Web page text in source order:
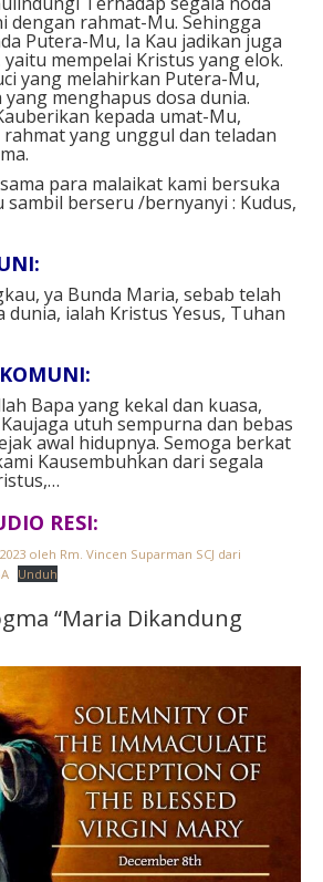
dengan rahmat-Mu. Sehingga
Putera-Mu, Ia Kau jadikan juga
mempelai Kristus yang elok.
yang melahirkan Putera-Mu,
menghapus dosa dunia.
kepada umat-Mu,
yang unggul dan teladan
para malaikat kami bersuka
sambil berseru /bernyanyi : Kudus,
ya Bunda Maria, sebab telah
dunia, ialah Kristus Yesus, Tuhan
Bapa yang kekal dan kuasa,
utuh sempurna dan bebas
awal hidupnya. Semoga berkat
Kausembuhkan dari segala
RESI:
oleh Rm. Vincen Suparman SCJ dari
Unduh
“Maria Dikandung